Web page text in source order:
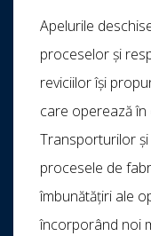
Apelurile
proceselor și
reviciilor își
care operează
Transporturilor
procesele de
îmbunătățiri ale
încorporând noi